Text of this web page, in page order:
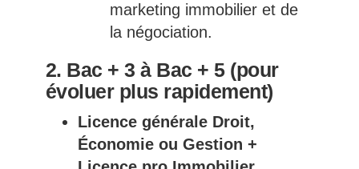
marketing immobilier et de
la négociation.
2. Bac + 3 à Bac + 5 (pour
évoluer plus rapidement)
Licence générale Droit,
Économie ou Gestion +